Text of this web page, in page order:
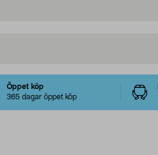
Öppet köp
365 dagar öppet köp